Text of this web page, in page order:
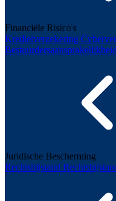
Financiële Risico's
Kredietverzekering
Bestuurdersaansprakelijkheid
Juridische Bescherming
Rechtsbijstand